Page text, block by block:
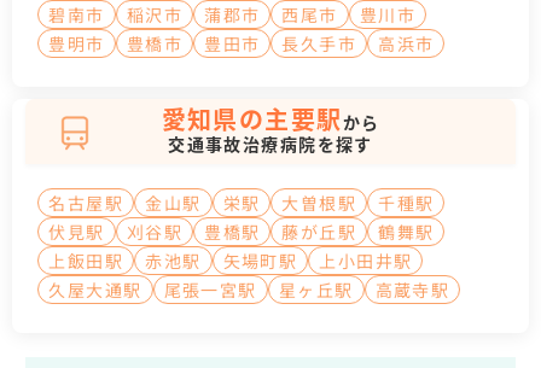
碧南市
稲沢市 蒲郡市 西尾市
豊川市
豊明市
豊橋市 豊田市 長久手市 高浜市
愛知県の主要駅から
交通事故治療病院を探す
名古屋駅 金山駅 栄駅 大曽根駅
千種駅
伏見駅
刈谷駅 豊橋駅 藤が丘駅
鶴舞駅
上飯田駅
赤池駅 矢場町駅
上小田井駅
久屋大通駅
尾張一宮駅 星ヶ丘駅 高蔵寺駅